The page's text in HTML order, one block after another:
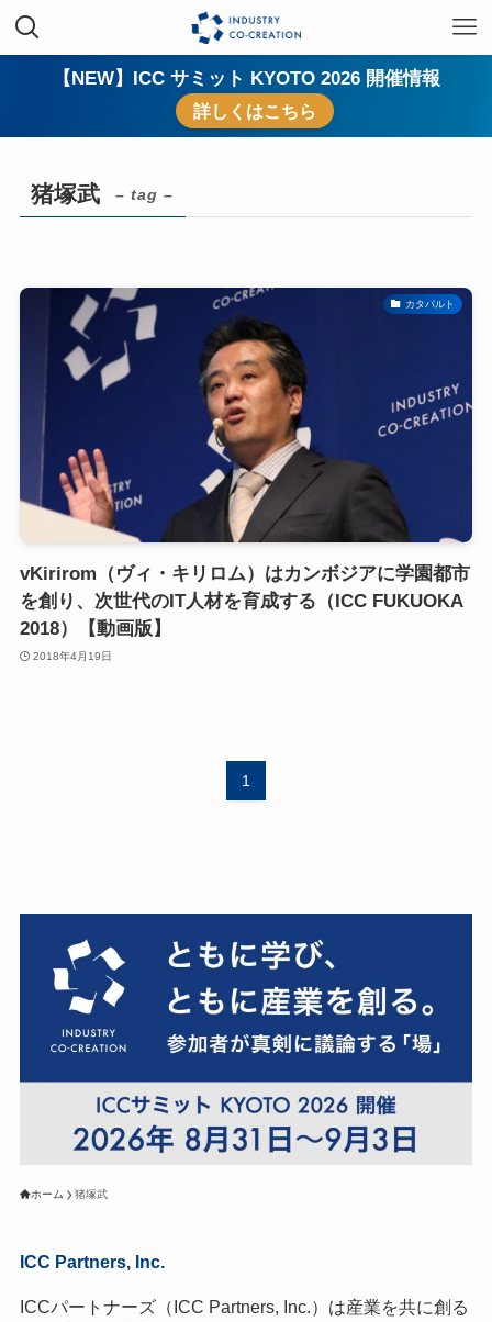
【NEW】ICC サミット KYOTO 2026 開催情報
詳しくはこちら
猪塚武 – tag –
カタパルト
vKirirom（ヴィ・キリロム）はカンボジアに学園都市
を創り、次世代のIT人材を育成する（ICC FUKUOKA
2018）【動画版】
2018年4月19日
1
ホーム 猪塚武
ICC Partners, Inc.
ICCパートナーズ（ICC Partners, Inc.）は産業を共に創る